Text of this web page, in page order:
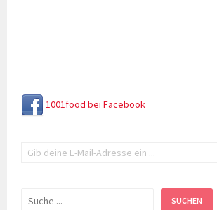
1001food bei Facebook
Suchen SUCHEN